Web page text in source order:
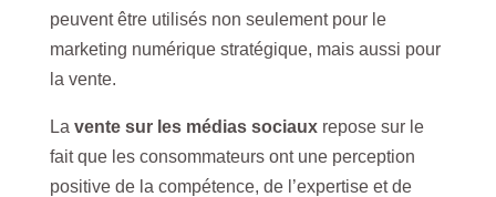
peuvent être utilisés non seulement pour le
marketing numérique stratégique, mais aussi pour
la vente.
La vente sur les médias sociaux repose sur le
fait que les consommateurs ont une perception
positive de la compétence, de l’expertise et de